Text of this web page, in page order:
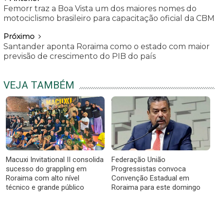
Femorr traz a Boa Vista um dos maiores nomes do
motociclismo brasileiro para capacitação oficial da CBM
Próximo
Santander aponta Roraima como o estado com maior
previsão de crescimento do PIB do país
VEJA TAMBÉM
Macuxi Invitational II consolida
sucesso do grappling em
Roraima com alto nível
técnico e grande público
Federação União
Progressistas convoca
Convenção Estadual em
Roraima para este domingo